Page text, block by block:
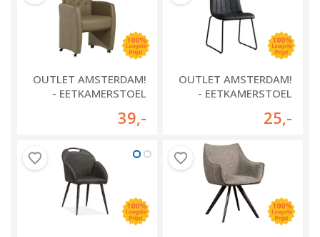
OUTLET AMSTERDAM!
- EETKAMERSTOEL
39,-
OUTLET AMSTERDAM!
- EETKAMERSTOEL
25,-